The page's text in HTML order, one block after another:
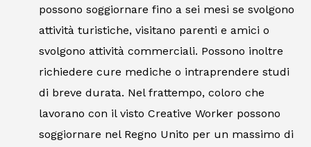
possono soggiornare fino a sei mesi se svolgono
attività turistiche, visitano parenti e amici o
svolgono attività commerciali. Possono inoltre
richiedere cure mediche o intraprendere studi
di breve durata. Nel frattempo, coloro che
lavorano con il visto Creative Worker possono
soggiornare nel Regno Unito per un massimo di